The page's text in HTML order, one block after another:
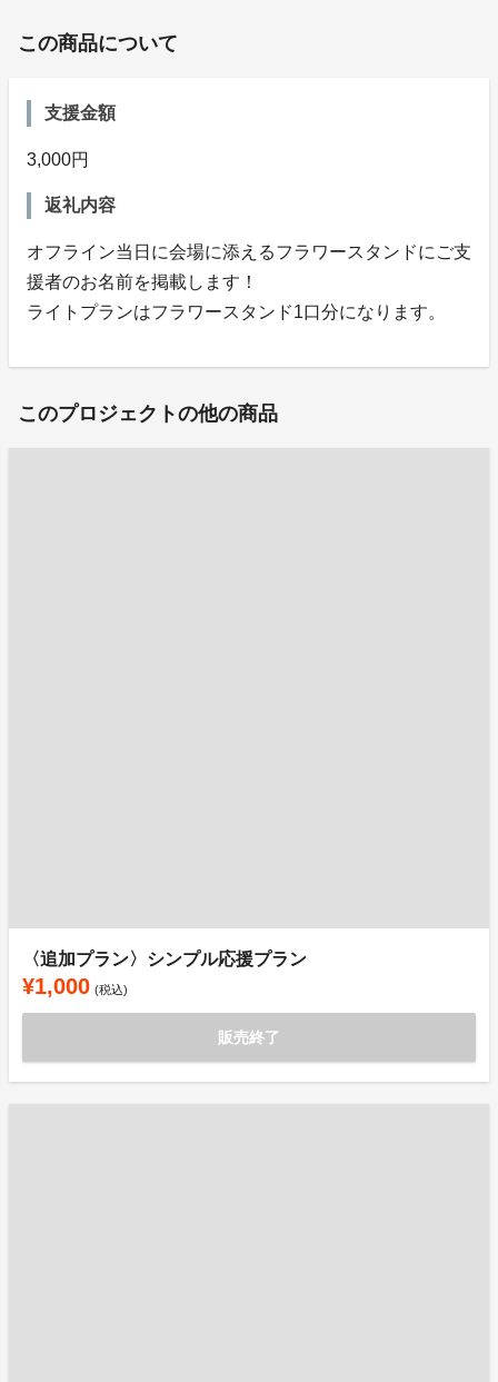
この商品について
支援金額
3,000円
返礼内容
オフライン当日に会場に添えるフラワースタンドにご支
援者のお名前を掲載します！
ライトプランはフラワースタンド1口分になります。
このプロジェクトの他の商品
〈追加プラン〉シンプル応援プラン
¥1,000 (税込)
販売終了